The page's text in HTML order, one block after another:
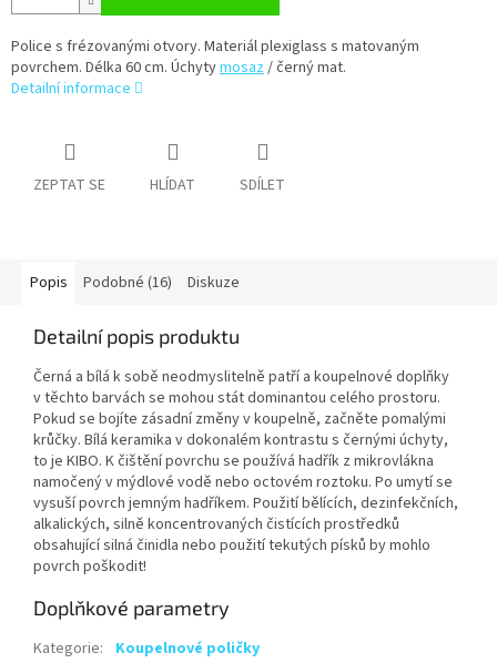
Police s frézovanými otvory. Materiál plexiglass s matovaným
povrchem. Délka 60 cm. Úchytymosaz/ černý mat.
Detailní informace
ZEPTAT SE HLÍDAT SDÍLET
Popis Podobné (16) Diskuze
Detailní popis produktu
Černá a bílá k sobě neodmyslitelně patří a koupelnové doplňky
v těchto barvách se mohou stát dominantou celého prostoru.
Pokud se bojíte zásadní změny v koupelně, začněte pomalými
krůčky. Bílá keramika v dokonalém kontrastu s černými úchyty,
to je KIBO. K čištění povrchu se používá hadřík z mikrovlákna
namočený v mýdlové vodě nebo octovém roztoku. Po umytí se
vysuší povrch jemným hadříkem. Použití bělících, dezinfekčních,
alkalických, silně koncentrovaných čistících prostředků
obsahující silná činidla nebo použití tekutých písků by mohlo
povrch poškodit!
Doplňkové parametry
Kategorie:
Koupelnové poličky